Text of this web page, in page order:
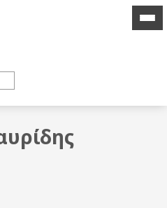
icon
icon